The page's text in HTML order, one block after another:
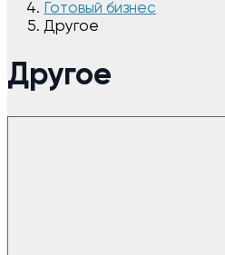
Готовый бизнес
Другое
Другое